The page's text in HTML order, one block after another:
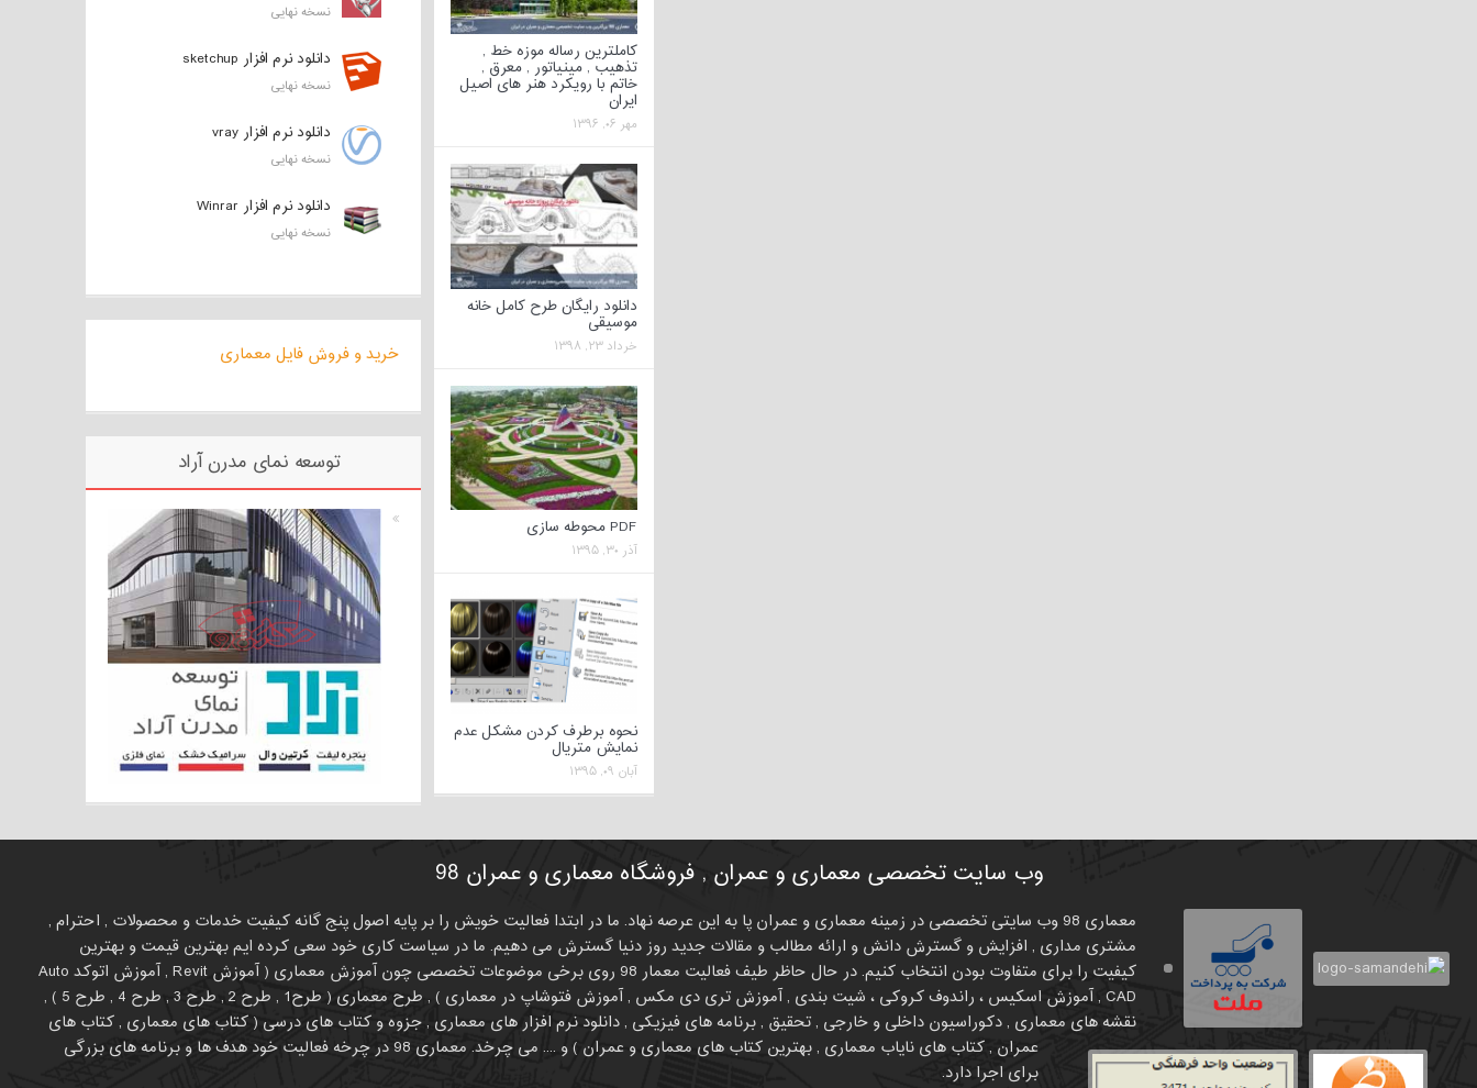
کاملترین رساله موزه خط ,
تذهیب , مینیاتور , معرق ,
خاتم با رویکرد هنر های اصیل
ایران
مهر ۰۶, ۱۳۹۶
دانلود رایگان طرح کامل خانه
موسیقی
خرداد ۲۳, ۱۳۹۸
PDF محوطه سازی
آذر ۳۰, ۱۳۹۵
نحوه برطرف کردن مشکل عدم
نمایش متریال
آبان ۰۹, ۱۳۹۵
نسخه نهایی
دانلود نرم افزار sketchup
نسخه نهایی
دانلود نرم افزار vray
نسخه نهایی
دانلود نرم افزار Winrar
نسخه نهایی
خرید و فروش فایل معماری
توسعه نمای مدرن آراد
وب سایت تخصصی معماری و عمران , فروشگاه معماری و عمران 98
معماری 98 وب سایتی تخصصی در زمینه معماری و عمران پا به این عرصه نهاد. ما در ابتدا فعالیت خویش را بر پایه اصول پنج گانه کیفیت خدمات و محصولات , احترام ,
مشتری مداری , افزایش و گسترش دانش و ارائه مطالب و مقالات جدید روز دنیا گسترش می دهیم. ما در سیاست کاری خود سعی کرده ایم بهترین قیمت و بهترین
کیفیت را برای متفاوت بودن انتخاب کنیم. در حال حاظر طیف فعالیت معمار 98 روی برخی موضوعات تخصصی چون آموزش معماری ( آموزش Revit , آموزش اتوکد Auto
CAD , آموزش اسکیس ، راندوف کروکی ، شیت بندی , آموزش تری دی مکس , آموزش فتوشاپ در معماری ) , طرح معماری ( طرح1 , طرح 2 , طرح 3 , طرح 4 , طرح 5 ) ,
نقشه های معماری , دکوراسیون داخلی و خارجی , تحقیق , برنامه های فیزیکی , دانلود نرم افزار های معماری , جزوه و کتاب های درسی ( کتاب های معماری , کتاب های
عمران , کتاب های نایاب معماری , بهترین کتاب های معماری و عمران ) و .... می چرخد. معماری 98 در چرخه فعالیت خود هدف ها و برنامه های بزرگی
برای اجرا دارد.